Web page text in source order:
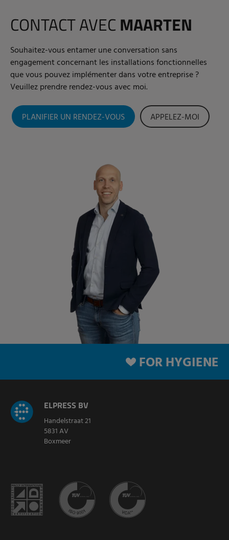
CONTACT AVEC MAARTEN
Souhaitez-vous entamer une conversation sans
engagement concernant les installations fonctionnelles
que vous pouvez implémenter dans votre entreprise ?
Veuillez prendre rendez-vous avec moi.
PLANIFIER UN RENDEZ-VOUS APPELEZ-MOI
FOR HYGIENE
ELPRESS BV
Handelstraat 21
5831 AV
Boxmeer